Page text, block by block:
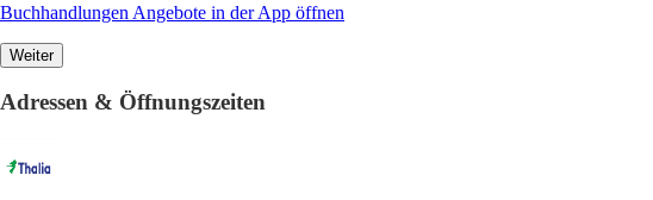
Buchhandlungen Angebote in der App öffnen
Weiter
Adressen & Öffnungszeiten